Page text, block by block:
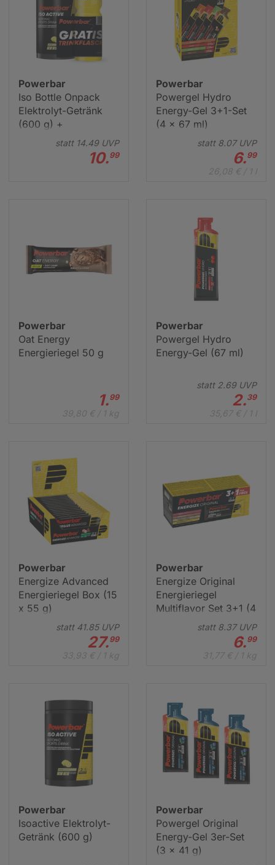
Powerbar
Iso Bottle Onpack
Elektrolyt-Getränk
(600 g) +
Fahrradflasche (750
statt 14.49UVP
10.99
Powerbar
Powergel Hydro
Energy-Gel 3+1-Set
(4 x 67 ml)
statt 8.07UVP
6.99
Powerbar
Oat Energy
Energieriegel 50 g
1.99
Powerbar
Powergel Hydro
Energy-Gel (67 ml)
statt 2.69UVP
2.39
Powerbar
Energize Advanced
Energieriegel Box (15
x 55 g)
statt 41.85UVP
27.99
Powerbar
Energize Original
Energieriegel
Multiflavor Set 3+1 (4
statt 8.37UVP
6.99
Powerbar
Isoactive Elektrolyt-
Getränk (600 g)
Powerbar
Powergel Original
Energy-Gel 3er-Set
(3 x 41 g)